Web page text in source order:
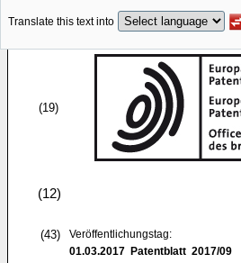
Translate this text into
(19)
(12)
(43)
Veröffentlichungstag:
01.03.2017 Patentblatt 2017/09